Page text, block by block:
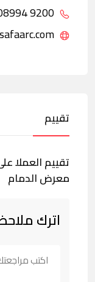
تقييم
تقييم العملا
معرض الدمام
اترك